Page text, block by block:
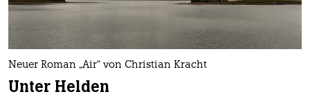
Neuer Roman „Air“ von Christian Kracht
Unter Helden